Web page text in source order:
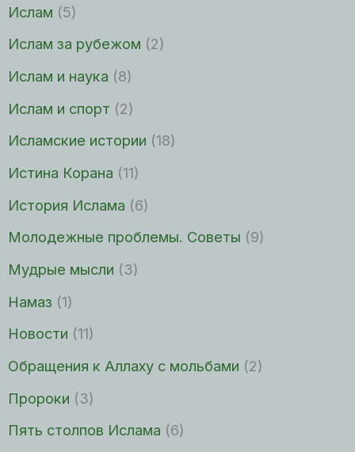
Ислам (5)
Ислам за рубежом (2)
Ислам и наука (8)
Ислам и спорт (2)
Исламские истории (18)
Истина Корана (11)
История Ислама (6)
Молодежные проблемы. Советы (9)
Мудрые мысли (3)
Намаз (1)
Новости (11)
Обращения к Аллаху с мольбами (2)
Пророки (3)
Пять столпов Ислама (6)